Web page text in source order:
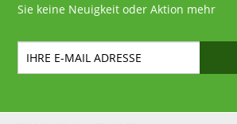
Sie keine Neuigkeit oder Aktion mehr